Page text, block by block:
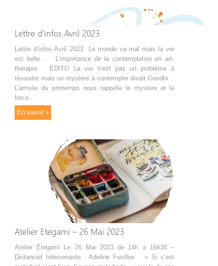
Lettre d’infos Avril 2023
Lettre d’infos Avril 2023 Le monde va mal mais la vie
est belle… L’importance de la contemplation en art-
thérapie ÉDITO La vie n’est pas un problème à
résoudre mais un mystère à contempler disait Gandhi…
L’arrivée du printemps nous rappelle le mystère et la
force...
En savoir +
Atelier Etegami – 26 Mai 2023
Atelier Etegami Le 26 Mai 2023 de 14h à 16h30 –
Distanciel Intervenante : Adeline Fusillier « Si c’est